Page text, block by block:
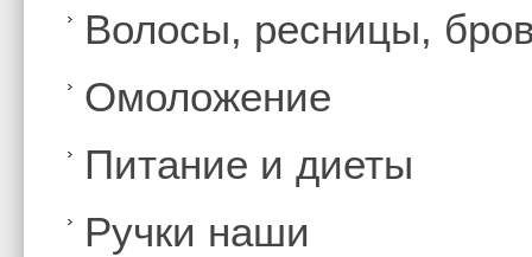
Волосы, ресницы,
Омоложение
Питание и диеты
Ручки наши